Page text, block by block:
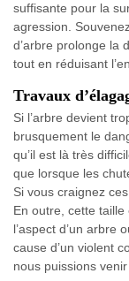
suffisante pour la
agression.
d’arbre prolonge la
tout en réduisant
Travaux
Si l’arbre devient
brusquement le
qu’il est là très
que lorsque les
Si vous craignez
En outre, cette
l’aspect d’un arbre
cause d’un violent
nous puissions